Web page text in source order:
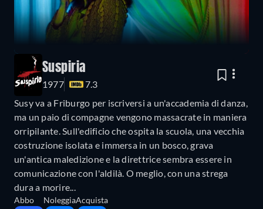
Suspiria
1977
7.3
Susy va a Friburgo per iscriversi a un'accademia di danza,
ma un paio di compagne vengono massacrate in maniera
orripilante. Sull'edificio che ospita la scuola, una vecchia
costruzione isolata e immersa in un bosco, grava
un'antica maledizione e la direttrice sembra essere in
comunicazione con l'aldilà. O meglio, con una strega
dura a morire...
Abbo NoleggiaAcquista